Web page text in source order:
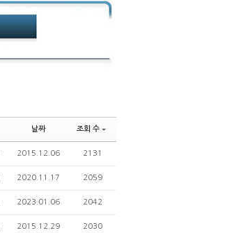
날짜 조회 수
2015.12.06 2131
2020.11.17 2059
2023.01.06 2042
2015.12.29 2030